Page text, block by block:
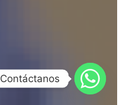
Contáctanos